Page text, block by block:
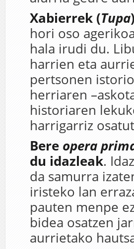
Xabierrek (Tupa
hori oso
hala irudi du.
harrien eta
pertsonen
herriaren
historiaren
harrigarriz
Bere opera
du idazleak.
da samurra
iristeko lan
pauten menpe
bidea osatzen
aurrietako